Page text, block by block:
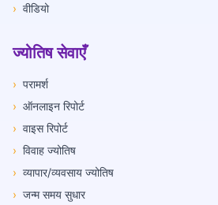
› वीडियो
ज्योतिष सेवाएँ
› परामर्श
› ऑनलाइन रिपोर्ट
› वाइस रिपोर्ट
› विवाह ज्योतिष
› व्यापार/व्यवसाय ज्योतिष
› जन्म समय सुधार